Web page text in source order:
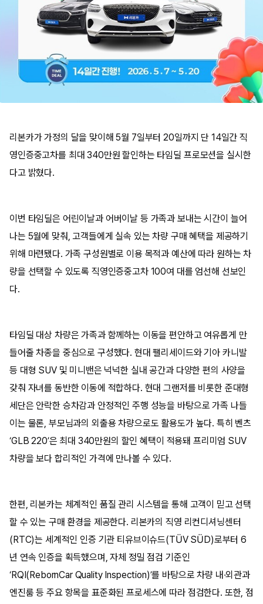
리본카가 가정의 달을 맞이해 5월 7일부터 20일까지 단 14일간 직
영인증중고차를 최대 340만원 할인하는 타임딜 프로모션을 실시한
다고 밝혔다.
이번 타임딜은 어린이날과 어버이날 등 가족과 보내는 시간이 늘어
나는 5월에 맞춰, 고객들에게 실속 있는 차량 구매 혜택을 제공하기
위해 마련됐다. 가족 구성원별로 이용 목적과 예산에 따라 원하는 차
량을 선택할 수 있도록 직영인증중고차 100여 대를 엄선해 선보인
다.
타임딜 대상 차량은 가족과 함께하는 이동을 편안하고 여유롭게 만
들어줄 차종을 중심으로 구성했다. 현대 팰리세이드와 기아 카니발
등 대형 SUV 및 미니밴은 넉넉한 실내 공간과 다양한 편의 사양을
갖춰 자녀를 동반한 이동에 적합하다. 현대 그랜저를 비롯한 준대형
세단은 안락한 승차감과 안정적인 주행 성능을 바탕으로 가족 나들
이는 물론, 부모님과의 외출용 차량으로도 활용도가 높다. 특히 벤츠
‘GLB 220’은 최대 340만원의 할인 혜택이 적용돼 프리미엄 SUV
차량을 보다 합리적인 가격에 만나볼 수 있다.
한편, 리본카는 체계적인 품질 관리 시스템을 통해 고객이 믿고 선택
할 수 있는 구매 환경을 제공한다. 리본카의 직영 리컨디셔닝센터
(RTC)는 세계적인 인증 기관 티유브이슈드(TÜV SÜD)로부터 6
년 연속 인증을 획득했으며, 자체 정밀 점검 기준인
‘RQI(RebornCar Quality Inspection)’를 바탕으로 차량 내·외관과
엔진룸 등 주요 항목을 표준화된 프로세스에 따라 점검한다. 또한, 점